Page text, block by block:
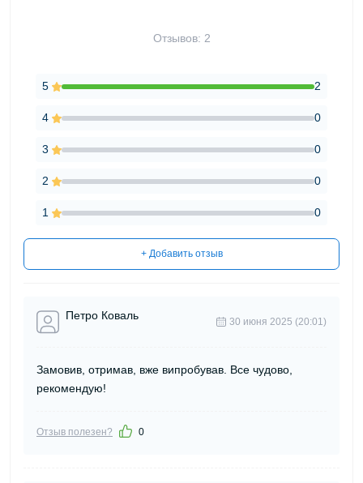
Отзывов: 2
5 2
4 0
3 0
2 0
1 0
+ Добавить отзыв
Петро Коваль 30 июня 2025 (20:01)
Замовив, отримав, вже випробував. Все чудово,
рекомендую!
Отзыв полезен? 0